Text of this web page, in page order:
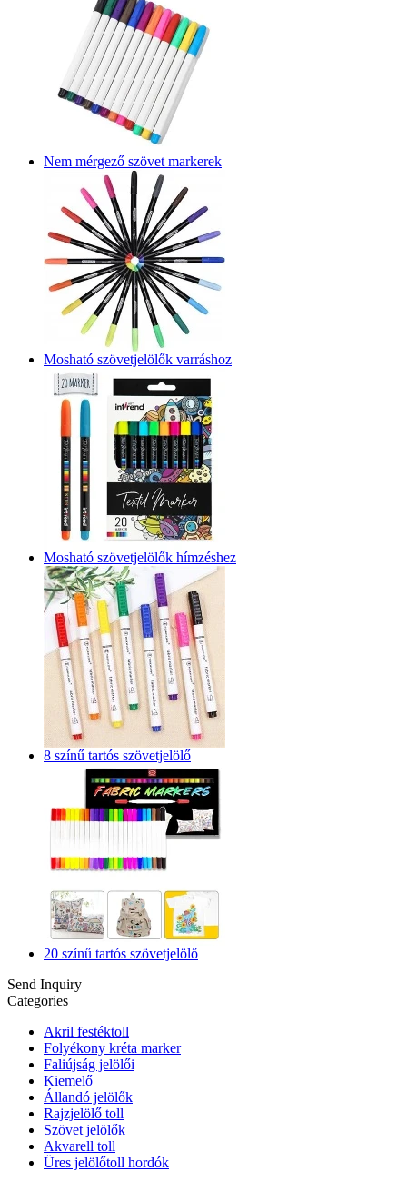
Nem mérgező szövet markerek
Mosható szövetjelölők varráshoz
Mosható szövetjelölők hímzéshez
8 színű tartós szövetjelölő
20 színű tartós szövetjelölő
Send Inquiry
Categories
Akril festéktoll
Folyékony kréta marker
Faliújság jelölői
Kiemelő
Állandó jelölők
Rajzjelölő toll
Szövet jelölők
Akvarell toll
Üres jelölőtoll hordók